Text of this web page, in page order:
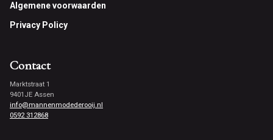
Footer
Algemene voorwaarden
Privacy Policy
Contact
Marktstraat 1
9401JE Assen
info@mannenmodederooij.nl
0592 312868